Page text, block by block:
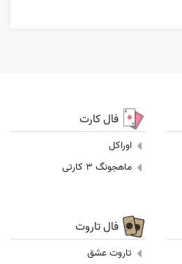
فال کارت
اوراکل
ماهجونگ 3 کارتی
فال تاروت
تاروت عشق